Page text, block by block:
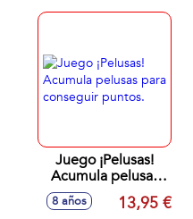
Juego ¡Pelusas!
Acumula pelusas
para conseguir
puntos.
8 años 13,95 €